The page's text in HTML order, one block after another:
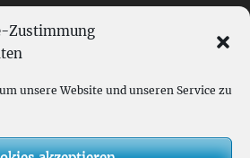
Zustimmung
unsere Website und unseren Service zu
(1)